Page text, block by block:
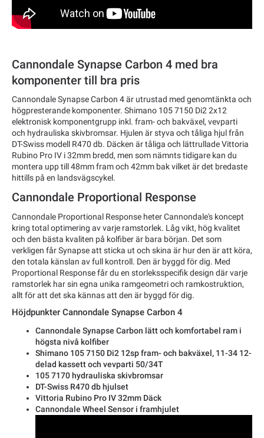
Cannondale Synapse Carbon 4 med bra
komponenter till bra pris
Cannondale Synapse Carbon 4 är utrustad med genomtänkta och
högpresterande komponenter. Shimano 105 7150 Di2 2x12
elektronisk komponentgrupp inkl. fram- och bakväxel, vevparti
och hydrauliska skivbromsar. Hjulen är styva och tåliga hjul från
DT-Swiss modell R470 db. Däcken är tåliga och lättrullade Vittoria
Rubino Pro IV i 32mm bredd, men som nämnts tidigare kan du
montera upp till 48mm fram och 42mm bak vilket är det bredaste
hittills på en landsvägscykel.
Cannondale Proportional Response
Cannondale Proportional Response heter Cannondale's koncept
kring total optimering av varje ramstorlek. Låg vikt, hög kvalitet
och den bästa kvaliten på kolfiber är bara början. Det som
verkligen får Synapse att sticka ut och skina är hur den är att köra,
den totala känslan av full kontroll. Den är byggd för dig. Med
Proportional Response får du en storleksspecifik design där varje
ramstorlek har sin egna unika ramgeometri och ramkostruktion,
allt för att det ska kännas att den är byggd för dig.
Höjdpunkter Cannondale Synapse Carbon 4
Cannondale Synapse Carbon lätt och komfortabel ram i
högsta nivå kolfiber
Shimano 105 7150 Di2 12sp fram- och bakväxel, 11-34 12-
delad kassett och vevparti 50/34T
105 7170 hydrauliska skivbromsar
DT-Swiss R470 db hjulset
Vittoria Rubino Pro IV 32mm Däck
Cannondale Wheel Sensor i framhjulet